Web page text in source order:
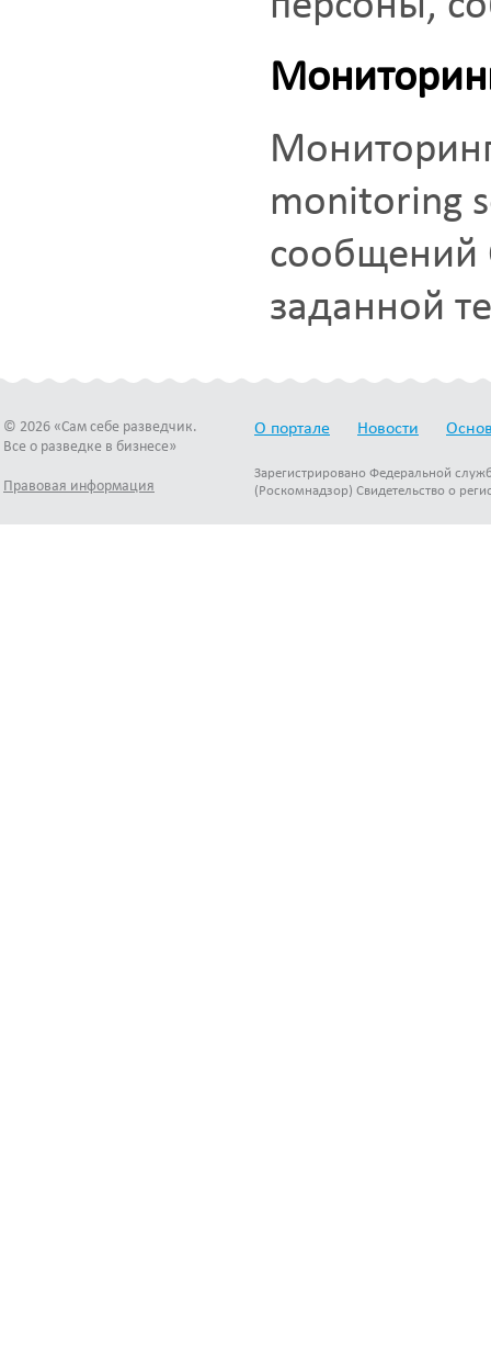
monitoring
сообщений
заданной
© 2026 «Сам себе разведчик.
Все о разведке в бизнесе»
Правовая информация
О портале Новости
Зарегистрировано Федеральной
(Роскомнадзор) Свидетельство о